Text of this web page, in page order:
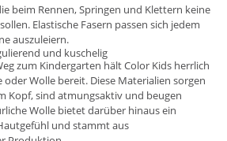
beim Rennen, Springen und Klettern keine
Elastische Fasern passen sich jedem
auszuleiern.
und kuschelig
zum Kindergarten hält Color Kids herrlich
oder Wolle bereit. Diese Materialien sorgen
Kopf, sind atmungsaktiv und beugen
Wolle bietet darüber hinaus ein
und stammt aus